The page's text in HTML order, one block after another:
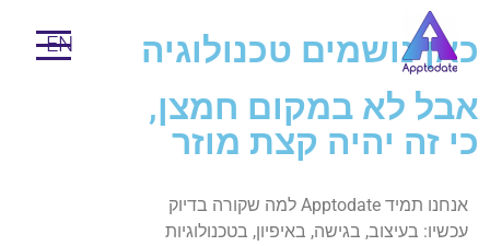
EN
כאן נושמים טכנולוגיה
אבל לא במקום חמצן,
כי זה יהיה קצת מוזר
אנחנו תמיד Apptodate למה שקורה בדיוק
עכשיו: בעיצוב, בגישה, באיפיון, בטכנולוגיות